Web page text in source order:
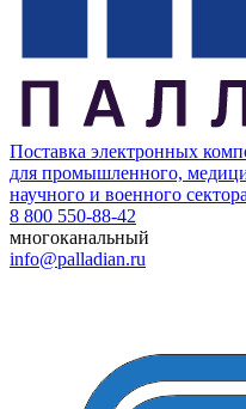
Поставка электронных
для промышленного,
научного и военного сектора
8 800 550-88-42
многоканальный
info@palladian.ru